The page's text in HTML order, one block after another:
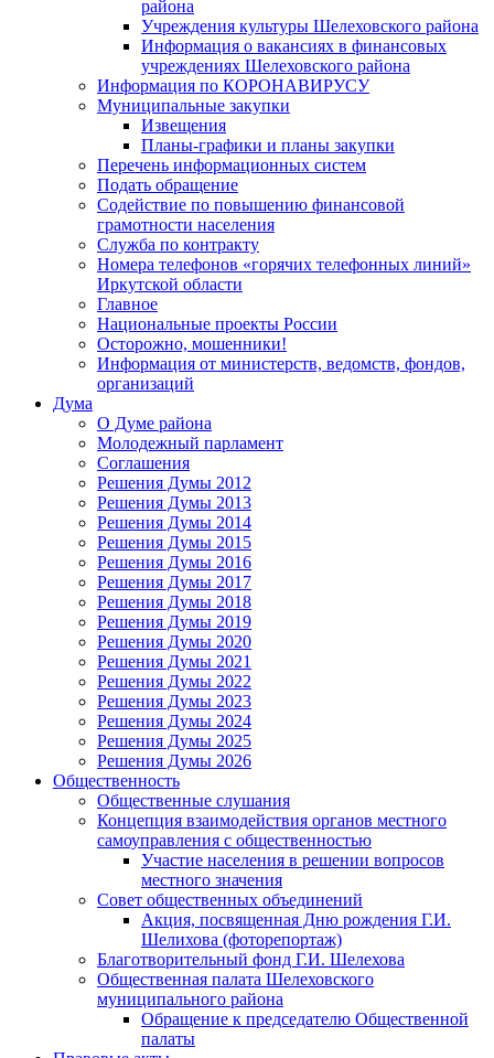
района
Учреждения культуры Шелеховского района
Информация о вакансиях в финансовых
учреждениях Шелеховского района
Информация по КОРОНАВИРУСУ
Муниципальные закупки
Извещения
Планы-графики и планы закупки
Перечень информационных систем
Подать обращение
Содействие по повышению финансовой
грамотности населения
Служба по контракту
Номера телефонов «горячих телефонных линий»
Иркутской области
Главное
Национальные проекты России
Осторожно, мошенники!
Информация от министерств, ведомств, фондов,
организаций
Дума
О Думе района
Молодежный парламент
Соглашения
Решения Думы 2012
Решения Думы 2013
Решения Думы 2014
Решения Думы 2015
Решения Думы 2016
Решения Думы 2017
Решения Думы 2018
Решения Думы 2019
Решения Думы 2020
Решения Думы 2021
Решения Думы 2022
Решения Думы 2023
Решения Думы 2024
Решения Думы 2025
Решения Думы 2026
Общественность
Общественные слушания
Концепция взаимодействия органов местного
самоуправления с общественностью
Участие населения в решении вопросов
местного значения
Совет общественных объединений
Акция, посвященная Дню рождения Г.И.
Шелихова (фоторепортаж)
Благотворительный фонд Г.И. Шелехова
Общественная палата Шелеховского
муниципального района
Обращение к председателю Общественной
палаты